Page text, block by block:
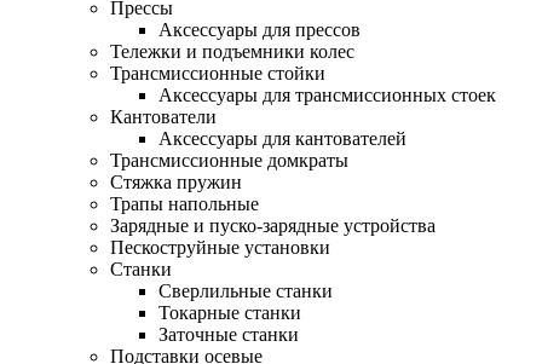
Прессы
Аксессуары для прессов
Тележки и подъемники колес
Трансмиссионные стойки
Аксессуары для трансмиссионных стоек
Кантователи
Аксессуары для кантователей
Трансмиссионные домкраты
Стяжка пружин
Трапы напольные
Зарядные и пуско-зарядные устройства
Пескоструйные установки
Станки
Сверлильные станки
Токарные станки
Заточные станки
Подставки осевые